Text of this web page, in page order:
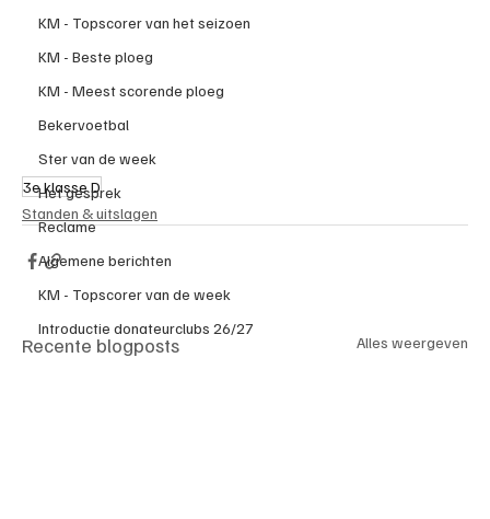
KM - Topscorer van het seizoen
KM - Beste ploeg
KM - Meest scorende ploeg
Bekervoetbal
Ster van de week
Het gesprek
Reclame
Algemene berichten
KM - Topscorer van de week
Introductie donateurclubs 26/27
3e klasse D
Standen & uitslagen
Recente blogposts Alles weergeven